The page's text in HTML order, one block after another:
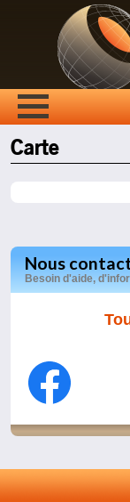
Carte
Nous
Besoin d'aide,